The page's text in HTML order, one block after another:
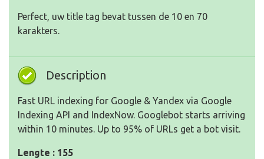
Perfect, uw title tag bevat tussen de 10 en 70
karakters.
Description
Fast URL indexing for Google & Yandex via Google
Indexing API and IndexNow. Googlebot starts arriving
within 10 minutes. Up to 95% of URLs get a bot visit.
Lengte : 155